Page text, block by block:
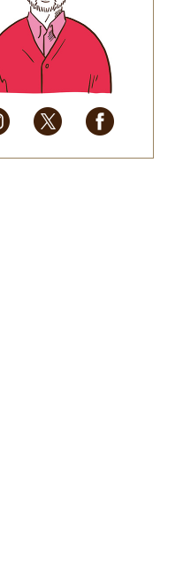
6月(48)
(41)
(32)
3月(31)
(28)
(34)